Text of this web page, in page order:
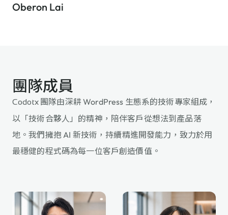
Oberon Lai
團隊成員
Codotx團隊由深耕 WordPress 生態系的技術專家組成，
以「技術合夥人」的精神，陪伴客戶從想法到產品落
地。我們擁抱 AI 新技術，持續精進開發能力，致力於用
最穩健的程式碼為每一位客戶創造價值。